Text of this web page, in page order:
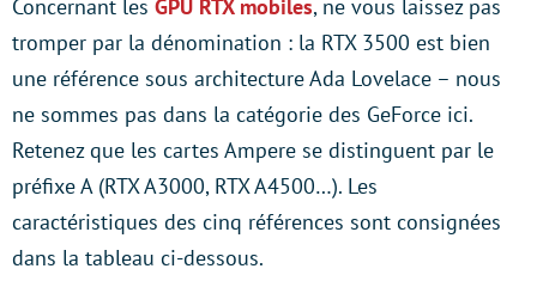
Concernant les GPU RTX mobiles, ne vous laissez pas
tromper par la dénomination : la RTX 3500 est bien
une référence sous architecture Ada Lovelace – nous
ne sommes pas dans la catégorie des GeForce ici.
Retenez que les cartes Ampere se distinguent par le
préfixe A (RTX A3000, RTX A4500…). Les
caractéristiques des cinq références sont consignées
dans la tableau ci-dessous.